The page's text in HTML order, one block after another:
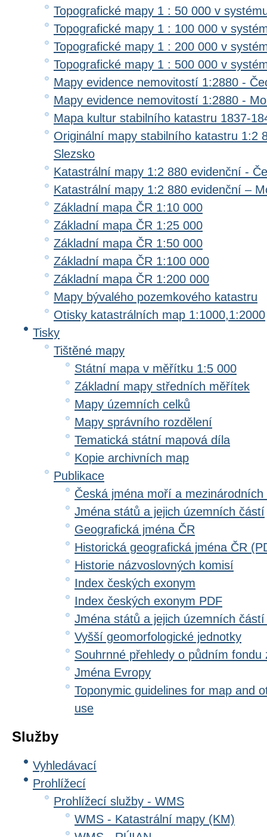
Topografické mapy 1 : 50 000 v
Topografické mapy 1 : 100 000 v
Topografické mapy 1 : 200 000 v
Topografické mapy 1 : 500 000 v
Mapy evidence nemovitostí 1:2880 -
Mapy evidence nemovitostí 1:2880 -
Mapa kultur stabilního katastru 1837-
Originální mapy stabilního katastru 1:2
Slezsko
Katastrální mapy 1:2 880 evidenční -
Katastrální mapy 1:2 880 evidenční –
Základní mapa ČR 1:10 000
Základní mapa ČR 1:25 000
Základní mapa ČR 1:50 000
Základní mapa ČR 1:100 000
Základní mapa ČR 1:200 000
Mapy bývalého pozemkového katastru
Otisky katastrálních map 1:1000,1:2000
Tisky
Tištěné mapy
Státní mapa v měřítku 1:5 000
Základní mapy středních měřítek
Mapy územních celků
Mapy správního rozdělení
Tematická státní mapová díla
Kopie archivních map
Publikace
Česká jména moří a
Jména států a jejich územních částí
Geografická jména ČR
Historická geografická jména ČR
Historie názvoslovných komisí
Index českých exonym
Index českých exonym PDF
Jména států a jejich územních
Vyšší geomorfologické jednotky
Souhrnné přehledy o půdním fondu
Jména Evropy
Toponymic guidelines for map and
use
Služby
Vyhledávací
Prohlížecí
Prohlížecí služby - WMS
WMS - Katastrální mapy (KM)